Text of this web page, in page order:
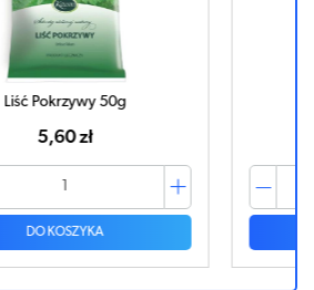
Liść Pokrzywy 50g
5,60 zł
DO KOSZYKA